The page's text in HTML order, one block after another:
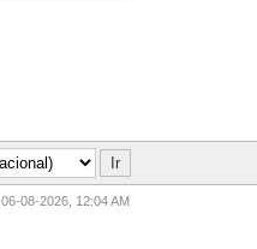
06-08-2026, 12:04 AM